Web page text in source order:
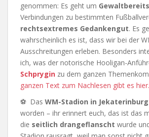
genommen: Es geht um
Verbindungen zu bestimmten
rechtsextremes Gedankengut. Es
wahrscheinlich es ist, dass wir bei der
Ausschreitungen erleben. Besonders
ich, was der notorische Hooligan-
Schprygin zu dem ganzen
ganzen Text zum Nachlesen gibt es hier.
⚽ Das WM-Stadion in Jekaterinburg
worden – ihr erinnert euch, das ist das
die seitlich drangeflanscht wurde